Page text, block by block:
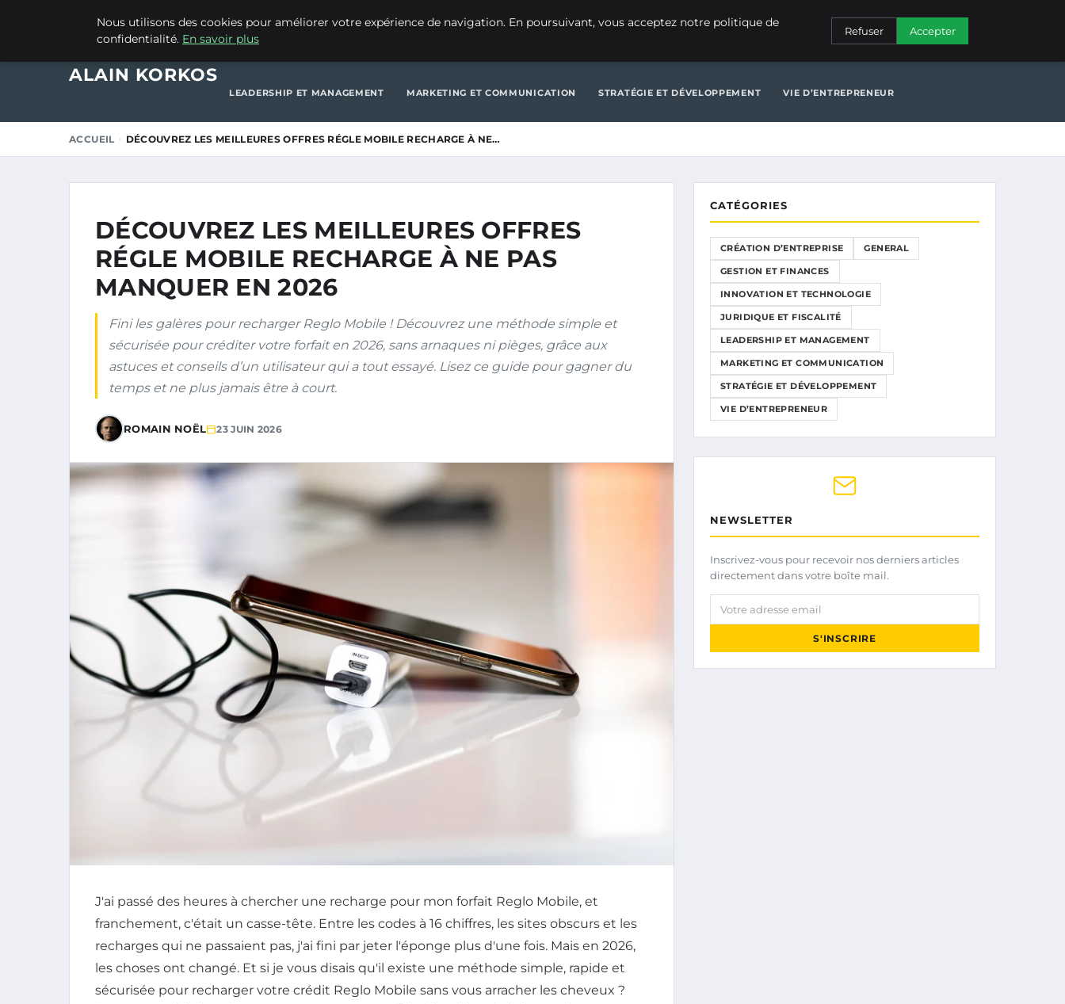
ALAIN KORKOS
LEADERSHIP ET MANAGEMENT MARKETING ET COMMUNICATION STRATÉGIE ET DÉVELOPPEMENT VIE D’ENTREPRENEUR
ACCUEIL DÉCOUVREZ LES MEILLEURES OFFRES RÉGLE MOBILE RECHARGE À NE…
DÉCOUVREZ LES MEILLEURES OFFRES
RÉGLE MOBILE RECHARGE À NE PAS
MANQUER EN 2026
Fini les galères pour recharger Reglo Mobile ! Découvrez une méthode simple et
sécurisée pour créditer votre forfait en 2026, sans arnaques ni pièges, grâce aux
astuces et conseils d’un utilisateur qui a tout essayé. Lisez ce guide pour gagner du
temps et ne plus jamais être à court.
ROMAIN NOËL 23 JUIN 2026
J'ai passé des heures à chercher une recharge pour mon forfait Reglo Mobile, et
franchement, c'était un casse-tête. Entre les codes à 16 chiffres, les sites obscurs et les
recharges qui ne passaient pas, j'ai fini par jeter l'éponge plus d'une fois. Mais en 2026,
les choses ont changé. Et si je vous disais qu'il existe une méthode simple, rapide et
sécurisée pour recharger votre crédit Reglo Mobile sans vous arracher les cheveux ?
CATÉGORIES
CRÉATION D’ENTREPRISE GENERAL
GESTION ET FINANCES
INNOVATION ET TECHNOLOGIE
JURIDIQUE ET FISCALITÉ
LEADERSHIP ET MANAGEMENT
MARKETING ET COMMUNICATION
STRATÉGIE ET DÉVELOPPEMENT
VIE D’ENTREPRENEUR
NEWSLETTER
Inscrivez-vous pour recevoir nos derniers articles
directement dans votre boîte mail.
Votre adresse email
S'INSCRIRE
Nous utilisons des cookies pour améliorer votre expérience de navigation. En poursuivant, vous acceptez notre politique de
confidentialité. En savoir plus
Refuser Accepter